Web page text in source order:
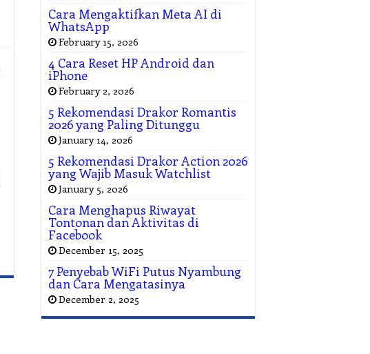
Cara Mengaktifkan Meta AI di
WhatsApp
February 15, 2026
4 Cara Reset HP Android dan
iPhone
February 2, 2026
5 Rekomendasi Drakor Romantis
2026 yang Paling Ditunggu
January 14, 2026
5 Rekomendasi Drakor Action 2026
yang Wajib Masuk Watchlist
January 5, 2026
Cara Menghapus Riwayat
Tontonan dan Aktivitas di
Facebook
December 15, 2025
7 Penyebab WiFi Putus Nyambung
dan Cara Mengatasinya
December 2, 2025